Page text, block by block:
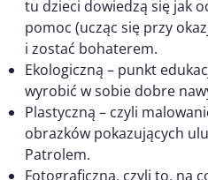
tu dzieci dowiedzą się jak
pomoc (ucząc się przy
i zostać bohaterem.
Ekologiczną – punkt
wyrobić w sobie dobre
Plastyczną – czyli
obrazków pokazujących
Patrolem.
Fotograficzną, czyli to, na